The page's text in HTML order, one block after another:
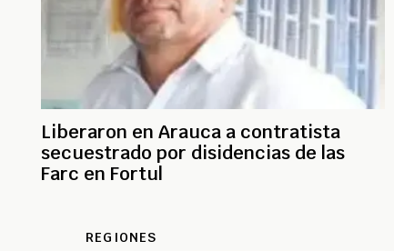
Liberaron en Arauca a contratista
secuestrado por disidencias de las
Farc en Fortul
REGIONES